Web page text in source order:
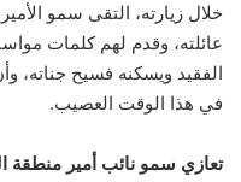
خلال زيارته، التقى سمو
عائلته، وقدم لهم كلمات
الفقيد ويسكنه فسيح جناته،
في هذا الوقت العصيب.
تعازي سمو نائب أمير منطقة